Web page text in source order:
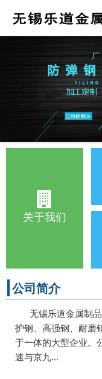
关于我们
公司简介
无锡乐道金属制品
护钢、高强钢、耐磨
于一体的大型企业。
速与京九…